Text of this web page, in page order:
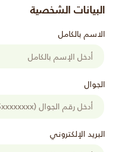
البيانات الشخصية
الاسم بالكامل
الجوال
البريد الإلكتروني